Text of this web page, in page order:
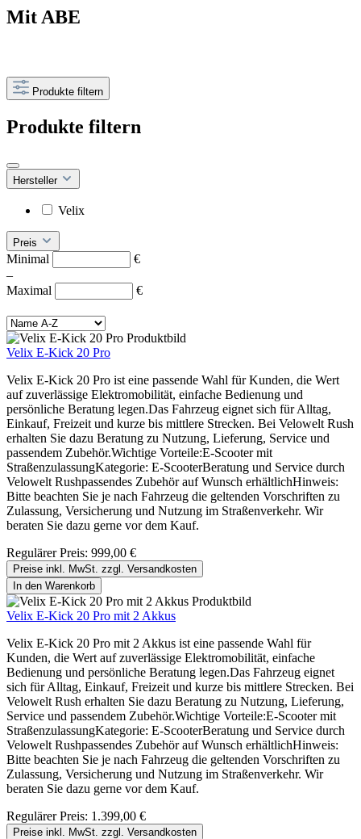
Mit ABE
Produkte filtern
Produkte filtern
Hersteller
Velix
Preis
Minimal
€
–
Maximal
€
Velix E-Kick 20 Pro
Velix E-Kick 20 Pro ist eine passende Wahl für Kunden, die Wert
auf zuverlässige Elektromobilität, einfache Bedienung und
persönliche Beratung legen.Das Fahrzeug eignet sich für Alltag,
Einkauf, Freizeit und kurze bis mittlere Strecken. Bei Velowelt Rush
erhalten Sie dazu Beratung zu Nutzung, Lieferung, Service und
passendem Zubehör.Wichtige Vorteile:E-Scooter mit
StraßenzulassungKategorie: E-ScooterBeratung und Service durch
Velowelt Rushpassendes Zubehör auf Wunsch erhältlichHinweis:
Bitte beachten Sie je nach Fahrzeug die geltenden Vorschriften zu
Zulassung, Versicherung und Nutzung im Straßenverkehr. Wir
beraten Sie dazu gerne vor dem Kauf.
Regulärer Preis: 999,00 €
Preise inkl. MwSt. zzgl. Versandkosten
In den Warenkorb
Velix E-Kick 20 Pro mit 2 Akkus
Velix E-Kick 20 Pro mit 2 Akkus ist eine passende Wahl für
Kunden, die Wert auf zuverlässige Elektromobilität, einfache
Bedienung und persönliche Beratung legen.Das Fahrzeug eignet
sich für Alltag, Einkauf, Freizeit und kurze bis mittlere Strecken. Bei
Velowelt Rush erhalten Sie dazu Beratung zu Nutzung, Lieferung,
Service und passendem Zubehör.Wichtige Vorteile:E-Scooter mit
StraßenzulassungKategorie: E-ScooterBeratung und Service durch
Velowelt Rushpassendes Zubehör auf Wunsch erhältlichHinweis:
Bitte beachten Sie je nach Fahrzeug die geltenden Vorschriften zu
Zulassung, Versicherung und Nutzung im Straßenverkehr. Wir
beraten Sie dazu gerne vor dem Kauf.
Regulärer Preis: 1.399,00 €
Preise inkl. MwSt. zzgl. Versandkosten